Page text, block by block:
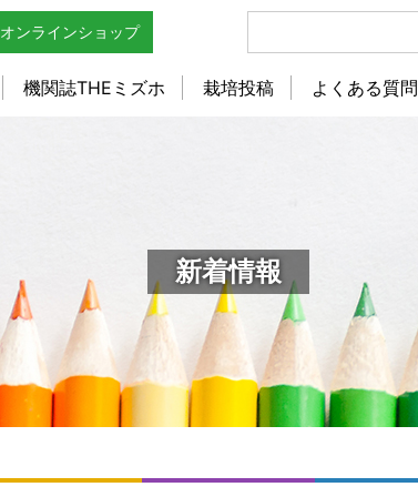
オンラインショップ
機関誌THEミズホ 栽培投稿 よくある質問
新着情報